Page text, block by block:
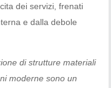
dei servizi, frenati
e dalla debole
di strutture materiali
moderne sono un